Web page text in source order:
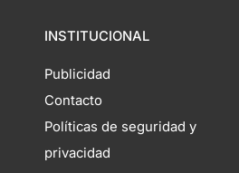
INSTITUCIONAL
Publicidad
Contacto
Políticas de seguridad y
privacidad